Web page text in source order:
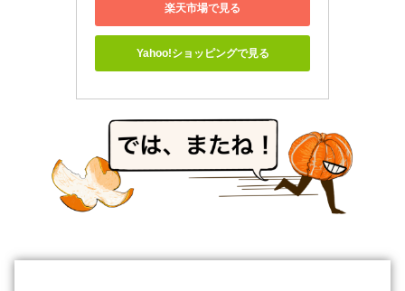
楽天市場で見る
Yahoo!ショッピングで見る